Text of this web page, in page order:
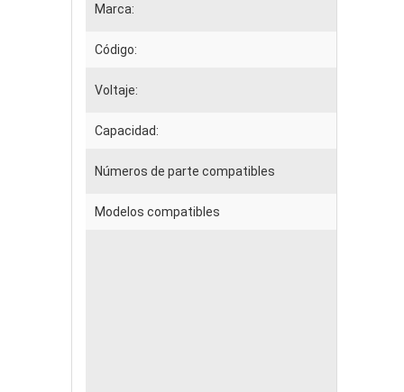
Marca:
Código:
Voltaje:
Capacidad:
Números de parte compatibles
Modelos compatibles